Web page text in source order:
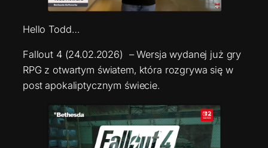
Hello Todd…
Fallout 4 (24.02.2026) – Wersja wydanej już gry
RPG z otwartym światem, która rozgrywa się w
post apokaliptycznym świecie.